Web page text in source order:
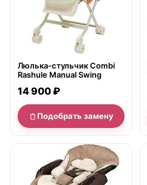
Люлька-стульчик Combi
Rashule Manual Swing
14 900 ₽
Подобрать замену
нет в продаже